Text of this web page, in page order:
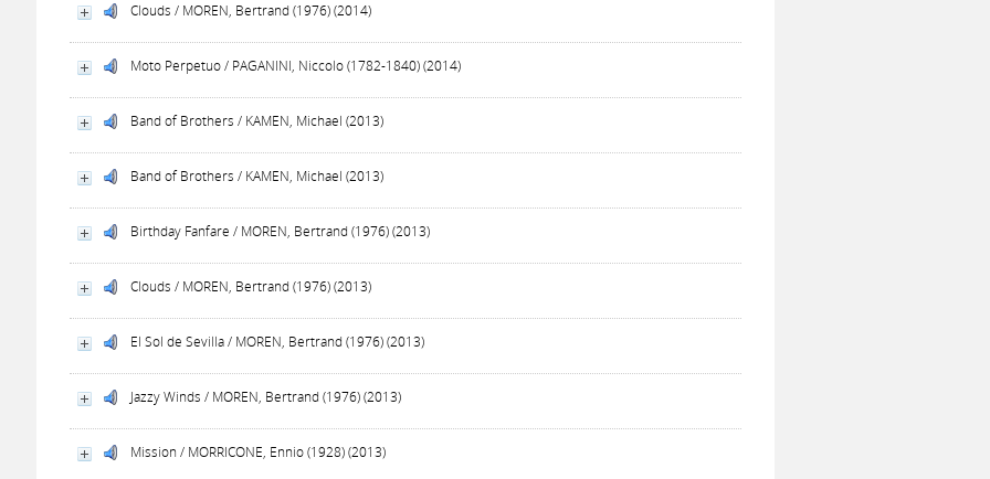
Clouds / MOREN, Bertrand (1976) (2014)
Moto Perpetuo / PAGANINI, Niccolo (1782-1840) (2014)
Band of Brothers / KAMEN, Michael (2013)
Band of Brothers / KAMEN, Michael (2013)
Birthday Fanfare / MOREN, Bertrand (1976) (2013)
Clouds / MOREN, Bertrand (1976) (2013)
El Sol de Sevilla / MOREN, Bertrand (1976) (2013)
Jazzy Winds / MOREN, Bertrand (1976) (2013)
Mission / MORRICONE, Ennio (1928) (2013)